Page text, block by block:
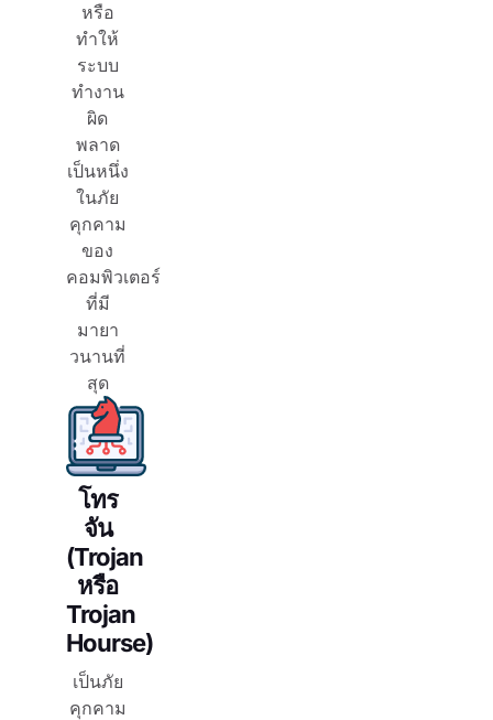
หรือ
ทำให้
ระบบ
ทำงาน
ผิด
พลาด
เป็นหนึ่ง
ในภัย
คุกคาม
ของ
คอมพิวเตอร์
ที่มี
มายา
วนานที่
สุด
โทร
จัน
(Trojan
หรือ
Trojan
Hourse)
เป็นภัย
คุกคาม